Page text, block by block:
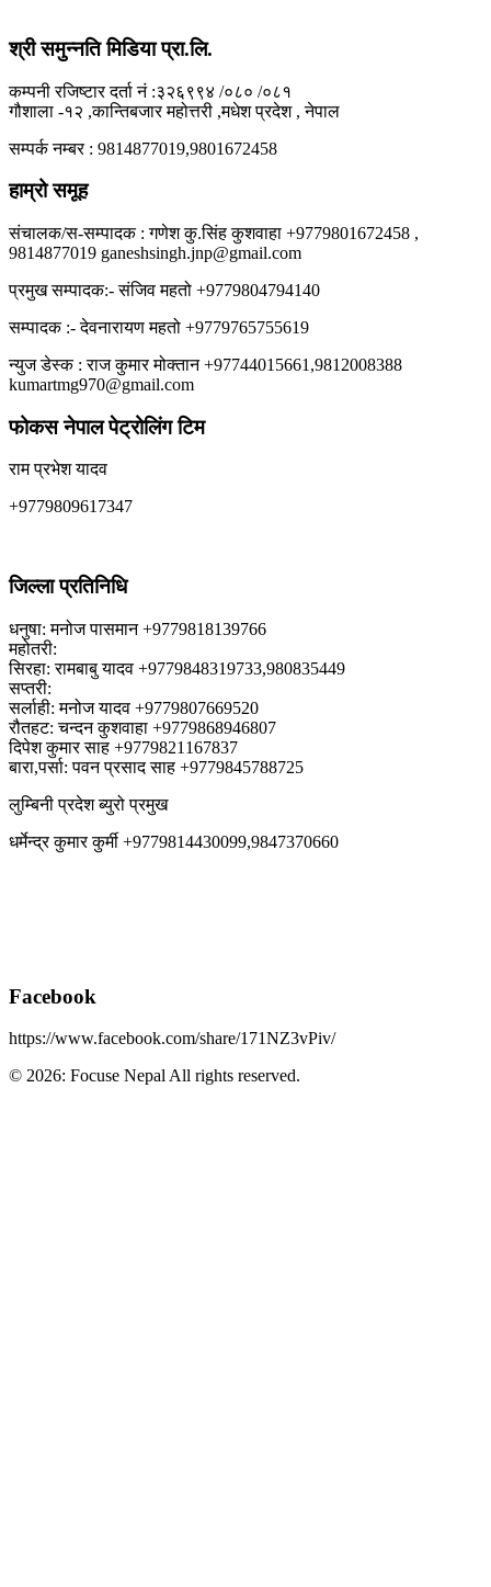
श्री समुन्नति मिडिया प्रा.लि.
कम्पनी रजिष्टार दर्ता नं :३२६९९४ /०८० /०८१
गौशाला -१२ ,कान्तिबजार महोत्तरी ,मधेश प्रदेश , नेपाल
सम्पर्क नम्बर : 9814877019,9801672458
हाम्रो समूह
संचालक/स-सम्पादक : गणेश कु.सिंह कुशवाहा +9779801672458 ,
9814877019 ganeshsingh.jnp@gmail.com
प्रमुख सम्पादक:- संजिव महतो +9779804794140
सम्पादक :- देवनारायण महतो +9779765755619
न्युज डेस्क : राज कुमार मोक्तान +97744015661,9812008388
kumartmg970@gmail.com
फोकस नेपाल पेट्रोलिंग टिम
राम प्रभेश यादव
+9779809617347
जिल्ला प्रतिनिधि
धनुषा: मनोज पासमान +9779818139766
महोतरी:
सिरहा: रामबाबु यादव +9779848319733,980835449
सप्तरी:
सर्लाही: मनोज यादव +9779807669520
रौतहट: चन्दन कुशवाहा +9779868946807
दिपेश कुमार साह +9779821167837
बारा,पर्सा: पवन प्रसाद साह +9779845788725
लुम्बिनी प्रदेश ब्युरो प्रमुख
धर्मेन्द्र कुमार कुर्मी +9779814430099,9847370660
Facebook
https://www.facebook.com/share/171NZ3vPiv/
© 2026: Focuse Nepal All rights reserved.